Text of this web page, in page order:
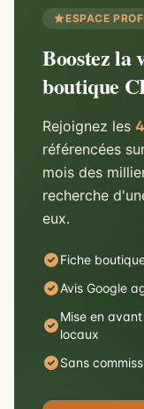
ESPACE
Boostez la
boutique
Rejoignez les
référencées
mois des
recherche
eux.
Fiche
Avis Google
Mise en
locaux
Sans